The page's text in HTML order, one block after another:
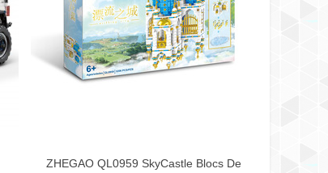
Ajouter Au Panier
ZHEGAO QL0959 SkyCastle Blocs De